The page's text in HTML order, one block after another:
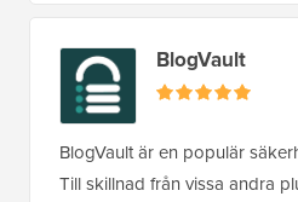
BlogVault
BlogVault är en populär
Till skillnad från vissa andra